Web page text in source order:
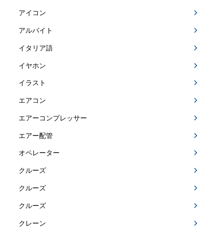
アイコン
アルバイト
イタリア語
イヤホン
イラスト
エアコン
エアーコンプレッサー
エアー配管
オペレーター
クルーズ
クルーズ
クルーズ
クレーン